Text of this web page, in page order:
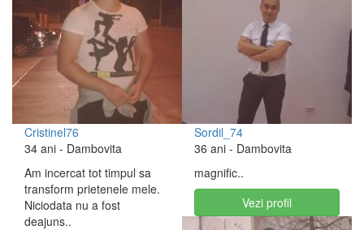
Cristinel76
34 ani - Dambovita
Am incercat tot timpul sa
transform prietenele mele.
Niciodata nu a fost
deajuns..
Sordil_74
36 ani - Dambovita
magnific..
Vezi profil